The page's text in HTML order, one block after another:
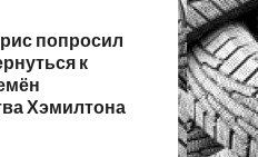
попросил
к
Хэмилтона